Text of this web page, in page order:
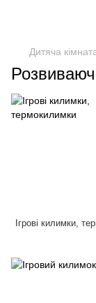
Дитяча
Ігрові килимки,